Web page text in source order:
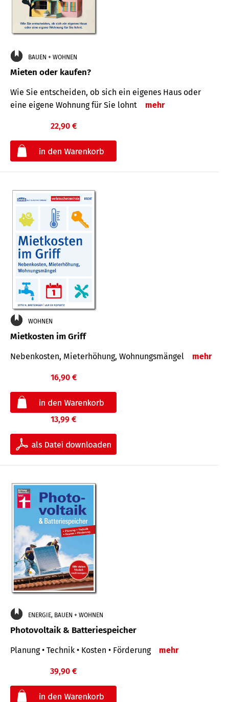
BAUEN + WOHNEN
Mieten oder kaufen?
Wie Sie entscheiden, ob sich ein eigenes Haus oder
eine eigene Wohnung für Sie lohnt
mehr
22,90 €
WOHNEN
Mietkosten im Griff
Nebenkosten, Mieterhöhung, Wohnungsmängel mehr
16,90 €
13,99 €
ENERGIE, BAUEN + WOHNEN
Photovoltaik & Batteriespeicher
Planung • Technik • Kosten • Förderung mehr
39,90 €